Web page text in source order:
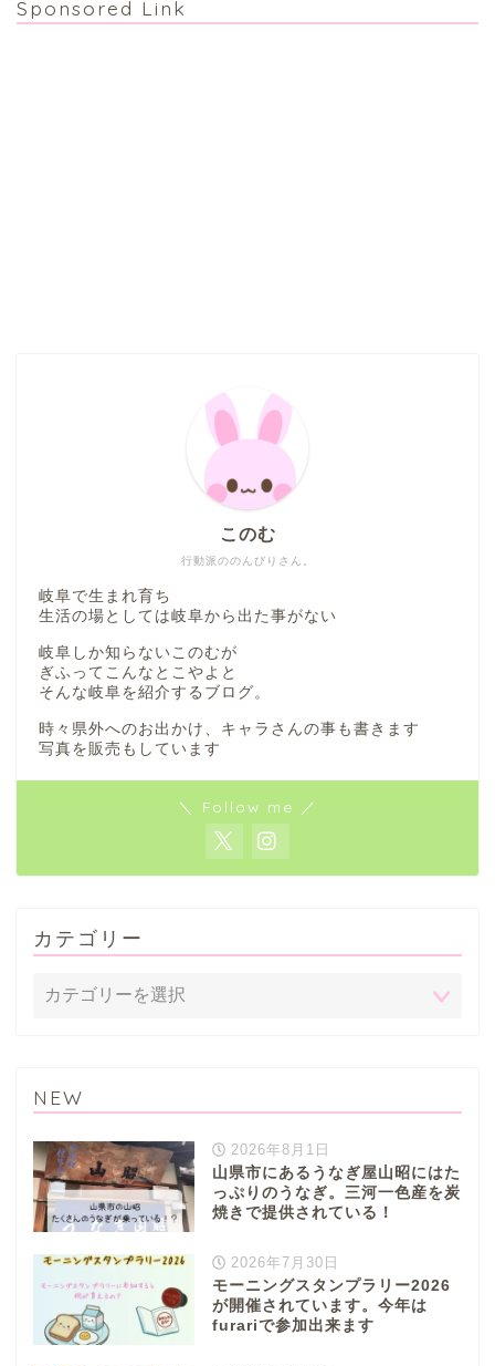
Sponsored Link
行動派ののんびりさん。
このむ
岐阜で生まれ育ち
生活の場としては岐阜から出た事がない
岐阜しか知らないこのむが
ぎふってこんなとこやよと
そんな岐阜を紹介するブログ。
時々県外へのお出かけ、キャラさんの事も書きます
写真を販売もしています
＼ Follow me ／
カテゴリー
NEW
2026年8月1日
山県市にあるうなぎ屋山昭にはた
っぷりのうなぎ。三河一色産を炭
焼きで提供されている！
2026年7月30日
モーニングスタンプラリー2026
が開催されています。今年は
furariで参加出来ます
ぎふまるけとは。
ぎふまるけ内の記事と写真
（画像）＆掲載情報につい
ての注意事項など
岐阜地域